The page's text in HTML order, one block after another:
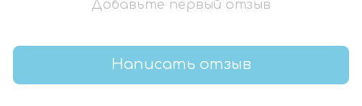
Добавьте первый отзыв
Написать отзыв